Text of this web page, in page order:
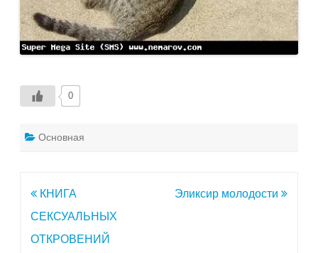
0
Основная
Навигация
по
записям
КНИГА
СЕКСУАЛЬНЫХ
ОТКРОВЕНИЙ
Эликсир молодости